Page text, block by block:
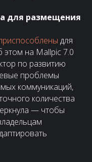
для размещения
для
на Mallpic 7.0
по развитию
проблемы
коммуникаций,
количества
— чтобы